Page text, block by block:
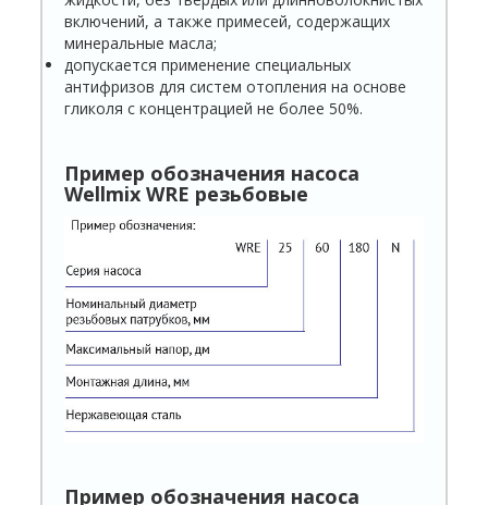
включений, а также примесей, содержащих
минеральные масла;
допускается применение специальных
антифризов для систем отопления на основе
гликоля с концентрацией не более 50%.
Пример обозначения насоса
Wellmix WRE резьбовые
Пример обозначения насоса